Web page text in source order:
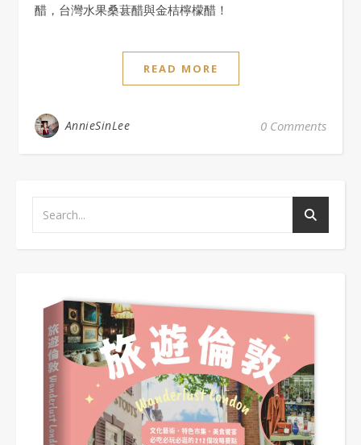
醋，台灣水果桑葚醋與金桔檸檬醋！
READ MORE
AnnieSinLee 0 Comments